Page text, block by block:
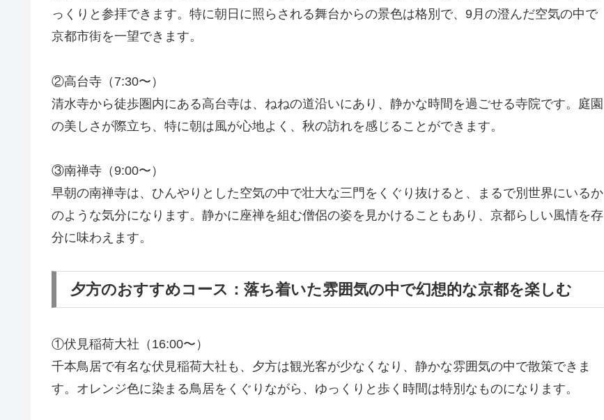
っくりと参拝できます。特に朝日に照らされる舞台からの景色は格別で、9月の澄んだ空気の中で
京都市街を一望できます。
②高台寺（7:30〜）
清水寺から徒歩圏内にある高台寺は、ねねの道沿いにあり、静かな時間を過ごせる寺院です。庭園
の美しさが際立ち、特に朝は風が心地よく、秋の訪れを感じることができます。
③南禅寺（9:00〜）
早朝の南禅寺は、ひんやりとした空気の中で壮大な三門をくぐり抜けると、まるで別世界にいるか
のような気分になります。静かに座禅を組む僧侶の姿を見かけることもあり、京都らしい風情を存
分に味わえます。
夕方のおすすめコース：落ち着いた雰囲気の中で幻想的な京都を楽しむ
①伏見稲荷大社（16:00〜）
千本鳥居で有名な伏見稲荷大社も、夕方は観光客が少なくなり、静かな雰囲気の中で散策できま
す。オレンジ色に染まる鳥居をくぐりながら、ゆっくりと歩く時間は特別なものになります。